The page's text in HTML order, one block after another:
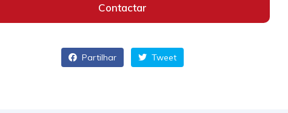
Contactar
Partilhar Tweet